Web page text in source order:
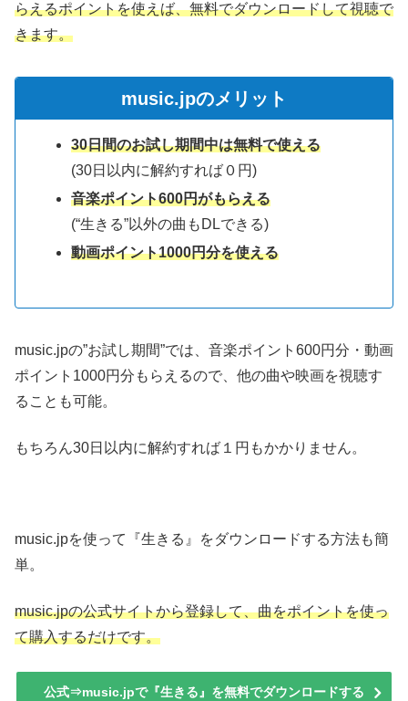
らえるポイントを使えば、無料でダウンロードして視聴で
きます。
music.jpのメリット
30日間のお試し期間中は無料で使える
(30日以内に解約すれば０円)
音楽ポイント600円がもらえる
(“生きる”以外の曲もDLできる)
動画ポイント1000円分を使える
music.jpの”お試し期間”では、音楽ポイント600円分・動画
ポイント1000円分もらえるので、他の曲や映画を視聴す
ることも可能。
もちろん30日以内に解約すれば１円もかかりません。
music.jpを使って『生きる』をダウンロードする方法も簡
単。
music.jpの公式サイトから登録して、曲をポイントを使っ
て購入するだけです。
公式⇒music.jpで『生きる』を無料でダウンロードする